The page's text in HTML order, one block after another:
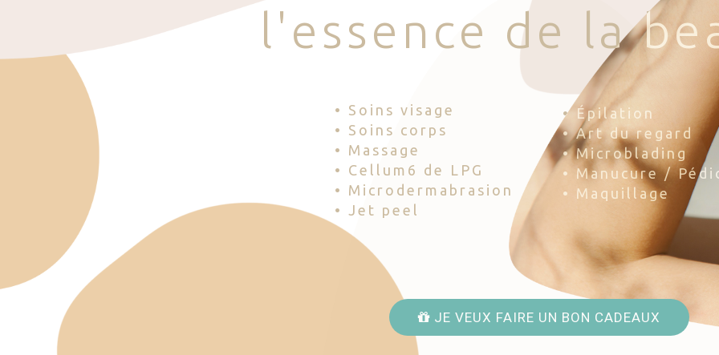
l 'esse nce d e la be
• Soins visage
• Soins corps
• Massage
• Cellum6 de LPG
• Microdermabrasion
• Jet peel
• Épilation
• Art du regard
• Microblading
• Manucure /
• Maquillage
JE VEUX FAIRE UN BON CADEAUX